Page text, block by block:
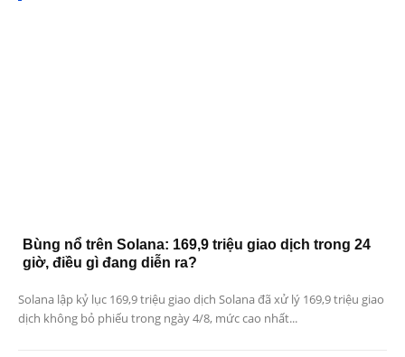
Bùng nổ trên Solana: 169,9 triệu giao dịch trong 24
giờ, điều gì đang diễn ra?
Solana lập kỷ lục 169,9 triệu giao dịch Solana đã xử lý 169,9 triệu giao
dịch không bỏ phiếu trong ngày 4/8, mức cao nhất...